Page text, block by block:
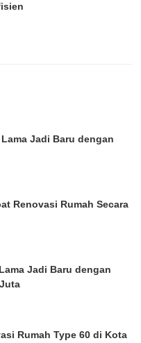
Jadi Baru dengan
Renovasi Rumah Secara
Jadi Baru dengan
Rumah Type 60 di Kota